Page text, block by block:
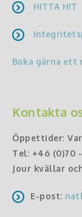
HITTA HIT
Boka gärna ett
Kontakta
Öppettider:
Tel: +46 (0)70
Jour kvällar
E-post: